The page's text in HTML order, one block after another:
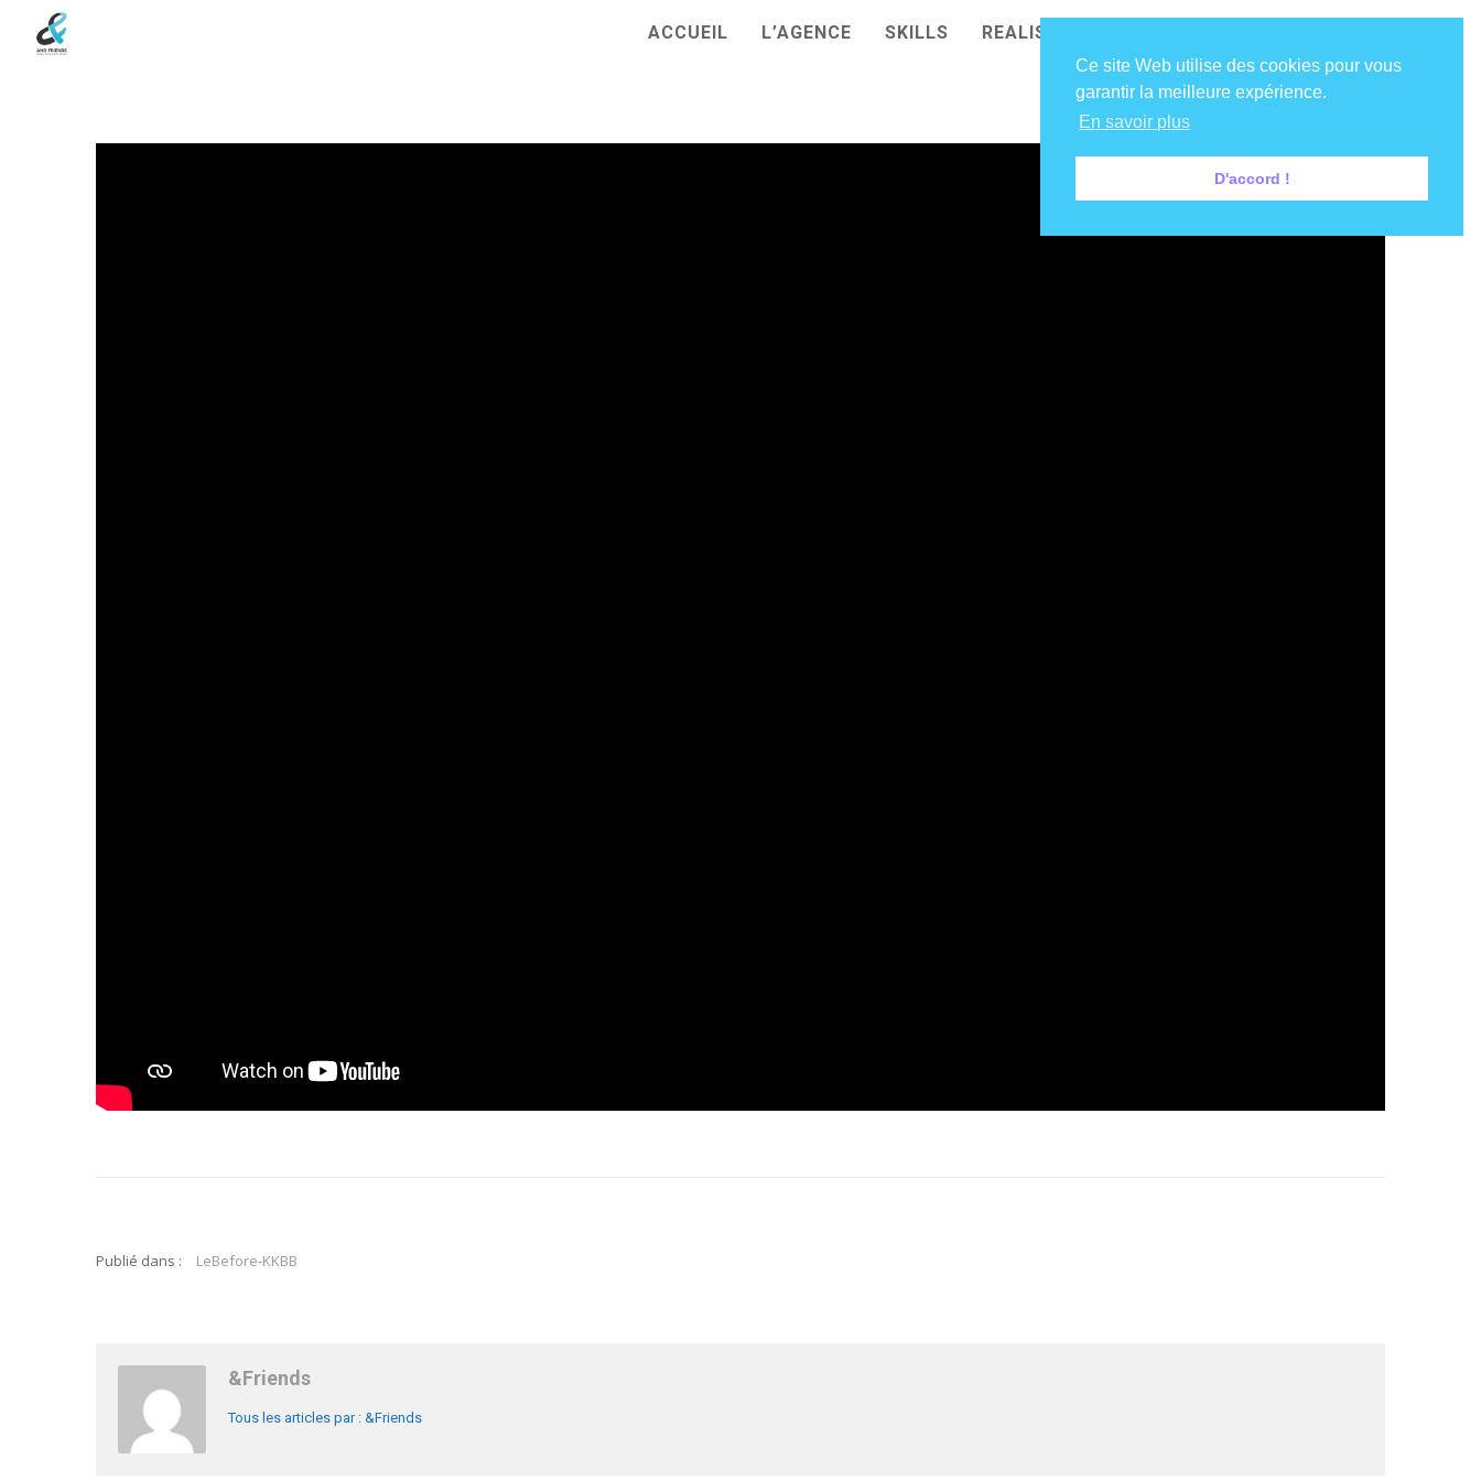
ACCUEIL L’AGENCE SKILLS REALISATIONS
Publié dans : LeBefore-KKBB
&Friends
Tous les articles par : &Friends
Ce site Web utilise des cookies pour vous
garantir la meilleure expérience.
En savoir plus
D'accord !